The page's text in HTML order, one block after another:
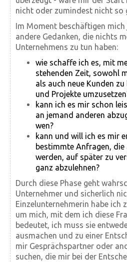
nicht oder zumindest nicht so
Im Moment beschäftigen
andere Gedanken, die nichts
Unternehmens zu tun haben:
wie schaffe ich es, mit
stehenden Zeit, sowohl
als auch neue Kunden
und Projekte
kann ich es mir schon
an jemand anderen
wen?
kann und will ich es mir
bestimmte Anfragen,
werden, auf später zu
ganz abzulehnen?
Durch diese Phase geht
Unternehmer und sicherlich
Einzelunternehmerin habe ich
um mich, mit dem ich diese
bedeutet, ich muss sie
ausmachen und zu einer
mir Gesprächspartner oder
suchen, die mir bei der